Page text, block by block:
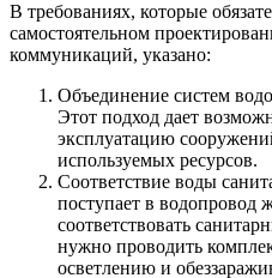
В требованиях, которые
самостоятельном
коммуникаций, указано:
Объединение систем
Этот подход дает
эксплуатацию
используемых ресурсов.
Соответствие воды
поступает в водопровод
соответствовать
нужно проводить
осветлению и